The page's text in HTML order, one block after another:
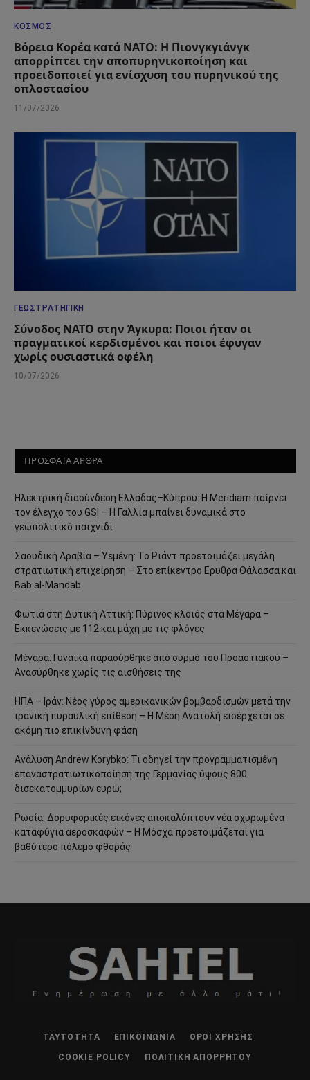
ΚΌΣΜΟΣ
Βόρεια Κορέα κατά ΝΑΤΟ: Η Πιονγκγιάνγκ
απορρίπτει την αποπυρηνικοποίηση και
προειδοποιεί για ενίσχυση του πυρηνικού της
οπλοστασίου
11/07/2026
ΓΕΩΣΤΡΑΤΗΓΙΚΉ
Σύνοδος ΝΑΤΟ στην Άγκυρα: Ποιοι ήταν οι
πραγματικοί κερδισμένοι και ποιοι έφυγαν
χωρίς ουσιαστικά οφέλη
10/07/2026
ΠΡΟΣΦΑΤΑ ΑΡΘΡΑ
Ηλεκτρική διασύνδεση Ελλάδας–Κύπρου: Η Meridiam παίρνει
τον έλεγχο του GSI – Η Γαλλία μπαίνει δυναμικά στο
γεωπολιτικό παιχνίδι
Σαουδική Αραβία – Υεμένη: Το Ριάντ προετοιμάζει μεγάλη
στρατιωτική επιχείρηση – Στο επίκεντρο Ερυθρά Θάλασσα και
Bab al-Mandab
Φωτιά στη Δυτική Αττική: Πύρινος κλοιός στα Μέγαρα –
Εκκενώσεις με 112 και μάχη με τις φλόγες
Μέγαρα: Γυναίκα παρασύρθηκε από συρμό του Προαστιακού –
Ανασύρθηκε χωρίς τις αισθήσεις της
ΗΠΑ – Ιράν: Νέος γύρος αμερικανικών βομβαρδισμών μετά την
ιρανική πυραυλική επίθεση – Η Μέση Ανατολή εισέρχεται σε
ακόμη πιο επικίνδυνη φάση
Ανάλυση Andrew Korybko: Τι οδηγεί την προγραμματισμένη
επαναστρατιωτικοποίηση της Γερμανίας ύψους 800
δισεκατομμυρίων ευρώ;
Ρωσία: Δορυφορικές εικόνες αποκαλύπτουν νέα οχυρωμένα
καταφύγια αεροσκαφών – Η Μόσχα προετοιμάζεται για
βαθύτερο πόλεμο φθοράς
ΤΑΥΤΌΤΗΤΑ ΕΠΙΚΟΙΝΩΝΊΑ ΌΡΟΙ ΧΡΉΣΗΣ
COOKIE POLICY ΠΟΛΙΤΙΚΉ ΑΠΟΡΡΉΤΟΥ